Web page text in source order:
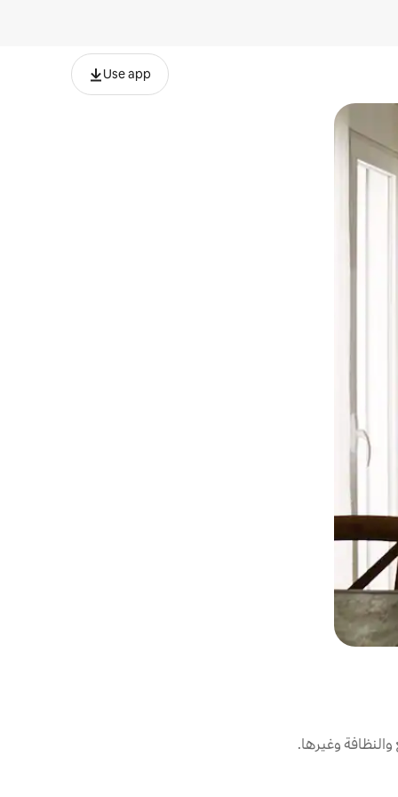
Use app
وغيرها.